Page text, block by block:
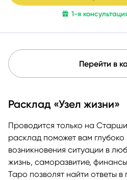
0 ₽/мин130
Перейти в
Расклад «Узел жизни»
Проводится только на
расклад поможет вам глубоко
возникновения ситуации в
жизнь, саморазвитие,